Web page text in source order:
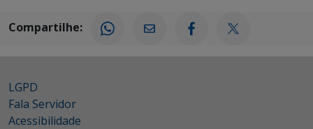
Compartilhe:
LGPD
Fala Servidor
Acessibilidade